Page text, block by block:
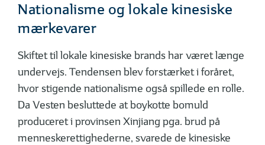
Nationalisme og lokale kinesiske
mærkevarer
Skiftet til lokale kinesiske brands har været længe
undervejs. Tendensen blev forstærket i foråret,
hvor stigende nationalisme også spillede en rolle.
Da Vesten besluttede at boykotte bomuld
produceret i provinsen Xinjiang pga. brud på
menneskerettighederne, svarede de kinesiske